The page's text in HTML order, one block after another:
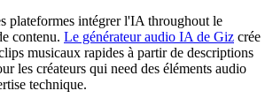
plateformes intégrer l'IA throughout le
contenu. Le générateur audio IA de Giz crée
musicaux rapides à partir de descriptions
les créateurs qui need des éléments audio
technique.